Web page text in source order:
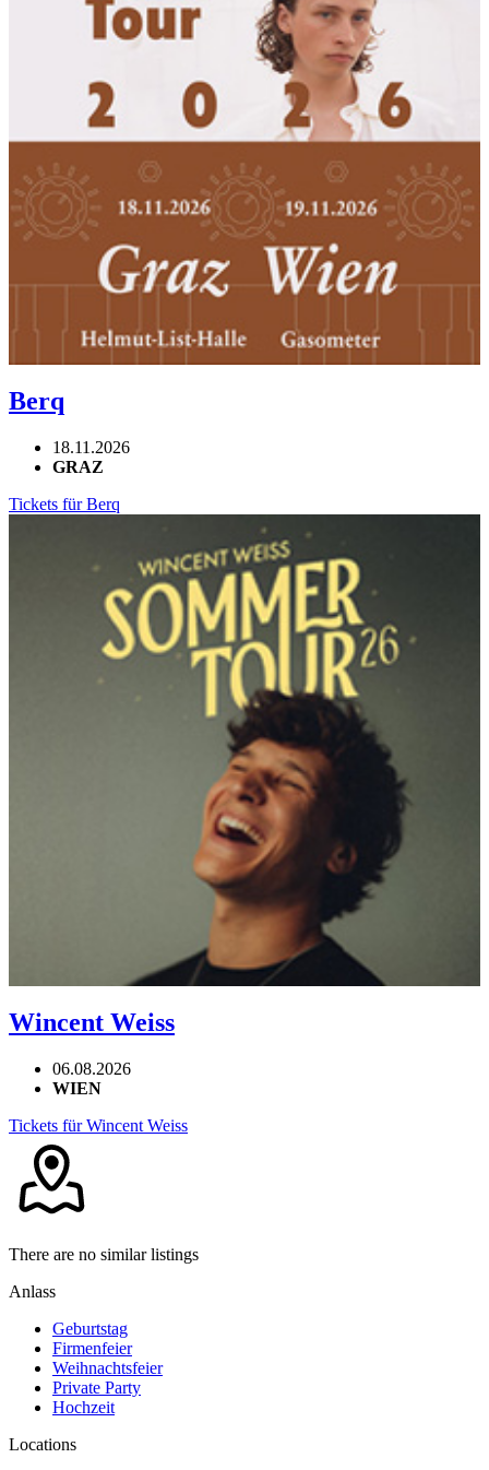
Berq
18.11.2026
GRAZ
Tickets für Berq
Wincent Weiss
06.08.2026
WIEN
Tickets für Wincent Weiss
There are no similar listings
Anlass
Geburtstag
Firmenfeier
Weihnachtsfeier
Private Party
Hochzeit
Locations